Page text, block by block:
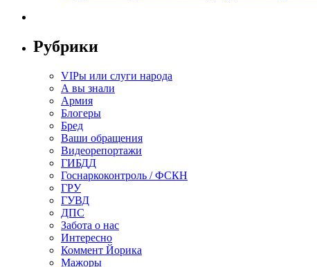
Рубрики
VIPы или слуги народа
А вы знали
Армия
Блогеры
Бред
Ваши обращения
Видеорепортажи
ГИБДД
Госнаркоконтроль / ФСКН
ГРУ
ГУВД
ДПС
Забота о нас
Интересно
Коммент Йорика
Мажоры